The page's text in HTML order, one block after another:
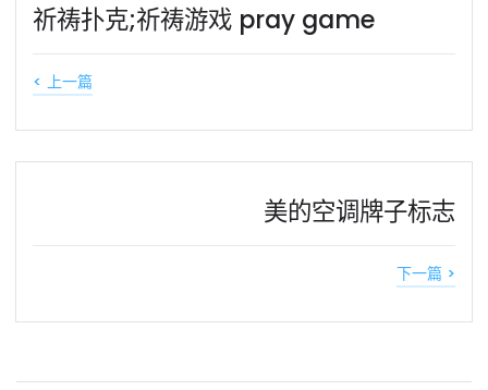
祈祷扑克;祈祷游戏 pray game
< 上一篇
美的空调牌子标志
下一篇 >